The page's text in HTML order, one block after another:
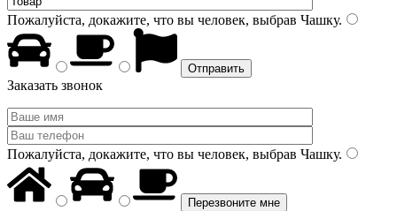
Пожалуйста, докажите, что вы человек, выбрав Чашку.
Заказать звонок
Пожалуйста, докажите, что вы человек, выбрав Чашку.